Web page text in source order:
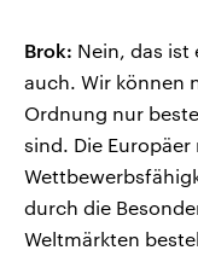
Brok: Nein, das ist
auch. Wir können
Ordnung nur
sind. Die
durch die
Weltmärkten